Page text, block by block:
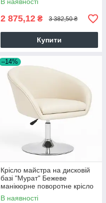
В наявності
2 875,12 ₴ 3 382,50 ₴
Купити
–14%
Крісло майстра на дисковій
базі "Мурат" Бежеве
манікюрне поворотне крісло
В наявності